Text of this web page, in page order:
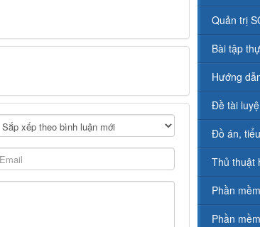
Quản trị
Bài tập
Hướng
Đề tài
Đồ án,
Thủ thuật
Phần
Phần